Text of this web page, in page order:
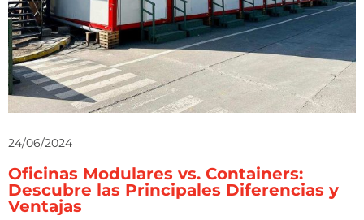
24/06/2024
Oficinas Modulares vs. Containers:
Descubre las Principales Diferencias y
Ventajas